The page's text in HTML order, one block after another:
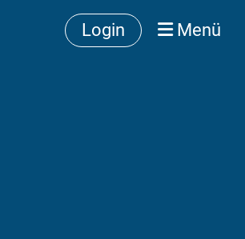
Login Menü